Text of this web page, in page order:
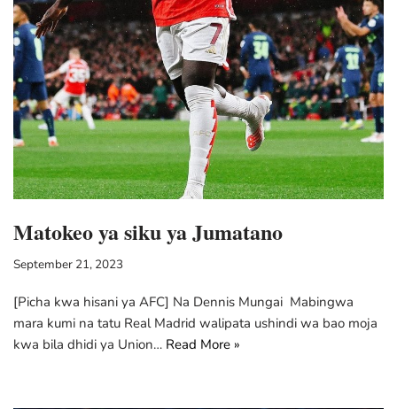
Matokeo ya siku ya Jumatano
September 21, 2023
[Picha kwa hisani ya AFC] Na Dennis Mungai Mabingwa
mara kumi na tatu Real Madrid walipata ushindi wa bao moja
kwa bila dhidi ya Union… Read More »